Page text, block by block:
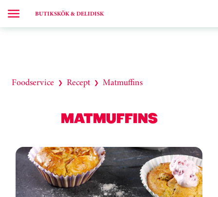
BUTIKSKÖK & DELIDISK
Foodservice ❯ Recept ❯ Matmuffins
MATMUFFINS